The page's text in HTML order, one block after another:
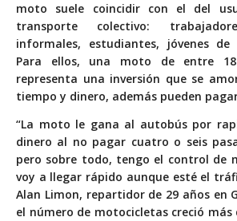
moto suele coincidir con el del
transporte colectivo:
informales, estudiantes, jóvenes de
Para ellos, una moto de entre
representa una inversión que se
tiempo y dinero, además pueden
“La moto le gana al autobús por
dinero al no pagar cuatro o seis
pero sobre todo, tengo el control de
voy a llegar rápido aunque esté el
Alan Limon, repartidor de 29 años en
el número de motocicletas creció más